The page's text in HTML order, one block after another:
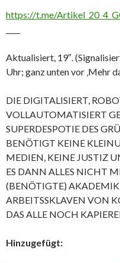
https://t.me/
Aktualisiert, 19″.
Uhr; ganz unten vor ‚Mehr
DIE DIGITALISIERT,
VOLLAUTOMATISIERT
SUPERDESPOTIE DES
BENÖTIGT KEINE
MEDIEN, KEINE JUSTIZ
ES DANN ALLES NICHT
(BENÖTIGTE)
ARBEITSSKLAVEN VON
DAS ALLE NOCH
Hinzugefügt: